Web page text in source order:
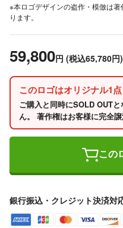
※本ロゴデザインの盗作・模倣は
ります。
59,800円 (税込65,780円)
このロゴはオリジナル1
ご購入と同時にSOLD OUT
ん。 著作権はお客様に完全譲
この
銀行振込・クレジット決済対